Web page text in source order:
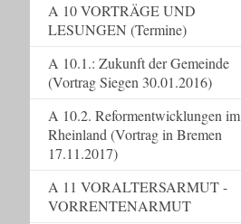
A 10 VORTRÄGE UND
LESUNGEN (Termine)
A 10.1.: Zukunft der Gemeinde
(Vortrag Siegen 30.01.2016)
A 10.2. Reformentwicklungen im
Rheinland (Vortrag in Bremen
17.11.2017)
A 11 VORALTERSARMUT -
VORRENTENARMUT